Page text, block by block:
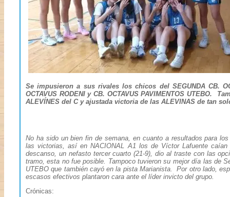
Se impusieron a sus rivales los chicos del SEGUNDA CB.
OCTAVUS RODENI y CB. OCTAVUS PAVIMENTOS UTEBO.
ALEVÍNES del C y ajustada victoria de las ALEVINAS de tan
No ha sido un bien fin de semana, en cuanto a resultados para
las victorias, así en NACIONAL A1 los de Víctor Lafuente
descanso, un nefasto tercer cuarto (21-9), dio al traste con las
tramo, esta no fue posible. Tampoco tuvieron su mejor día las de
UTEBO que también cayó en la pista Marianista. Por otro lado,
escasos efectivos plantaron cara ante el líder invicto del grupo.
Crónicas: